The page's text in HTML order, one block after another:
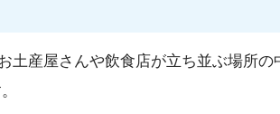
土産屋さんや飲食店が立ち並ぶ場所の